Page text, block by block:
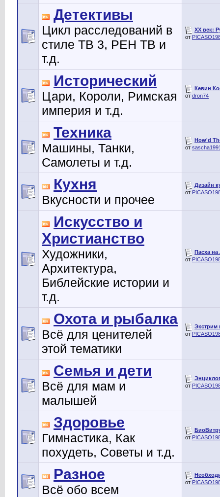
Детективы
Цикл расследований в
стиле ТВ 3, РЕН ТВ и
т.д.
XX век:
от
Исторический
Цари, Короли, Римская
империя и т.д.
Кевин
от dron74
Техника
Машины, Танки,
Самолеты и т.д.
How'd
от
Кухня
Вкусности и прочее
Дизайн
от
Искусство и
Христианство
Художники,
Архитектура,
Библейские истории и
т.д.
Пасха на
от
Охота и рыбалка
Всё для ценителей
этой тематики
Экстрим
от
Семья и дети
Всё для мам и
малышей
от
Здоровье
Гимнастика, Как
похудеть, Советы и т.д.
от
Разное
Всё обо всем
от